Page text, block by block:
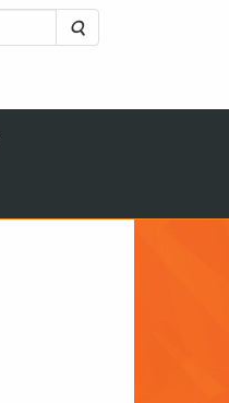
Zoeken